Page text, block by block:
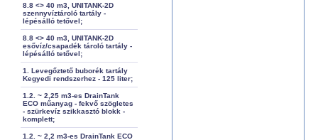
8.8 <> 40 m3, UNITANK-2D
szennyvíztároló tartály -
lépésálló tetővel;
8.8 <> 40 m3, UNITANK-2D
esővíz/csapadék tároló tartály -
lépésálló tetővel;
1. Levegőztető buborék tartály
Kegyedi rendszerhez - 125 liter;
1.2. ~ 2,25 m3-es DrainTank
ECO műanyag - fekvő szögletes
- szürkevíz szikkasztó blokk -
komplett;
1.2. ~ 2,2 m3-es DrainTank ECO